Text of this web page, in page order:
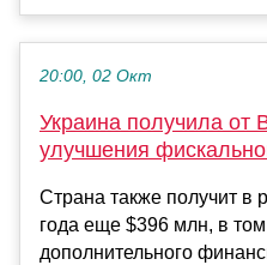
20:00, 02 Окт
Украина получила от
улучшения
Страна также получит в
года еще $396 млн, в
дополнительного